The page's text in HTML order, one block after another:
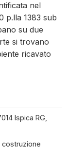
nel
p.lla 1383 sub
su due
si trovano
ricavato
Ispica RG,